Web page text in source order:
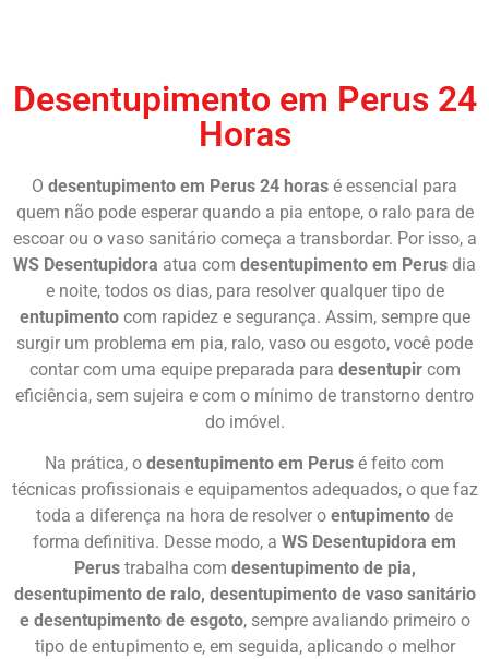
Desentupimento em Perus 24
Horas
O desentupimento em Perus 24 horas é essencial para
quem não pode esperar quando a pia entope, o ralo para de
escoar ou o vaso sanitário começa a transbordar. Por isso, a
WS Desentupidora atua com desentupimento em Perus dia
e noite, todos os dias, para resolver qualquer tipo de
entupimentocom rapidez e segurança. Assim, sempre que
surgir um problema em pia, ralo, vaso ou esgoto, você pode
contar com uma equipe preparada para desentupircom
eficiência, sem sujeira e com o mínimo de transtorno dentro
do imóvel.
Na prática, o desentupimento em Perus é feito com
técnicas profissionais e equipamentos adequados, o que faz
toda a diferença na hora de resolver o entupimento de
forma definitiva. Desse modo, a WS Desentupidora em
Perustrabalha com desentupimento de pia,
desentupimento de ralo, desentupimento de vaso sanitário
e desentupimento de esgoto, sempre avaliando primeiro o
tipo de entupimento e, em seguida, aplicando o melhor